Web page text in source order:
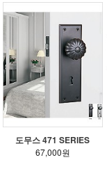
도무스 471 SERIES
67,000원